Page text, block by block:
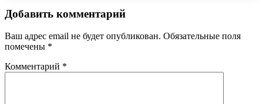
Добавить комментарий
Ваш адрес email не будет опубликован. Обязательные поля
помечены *
Комментарий *